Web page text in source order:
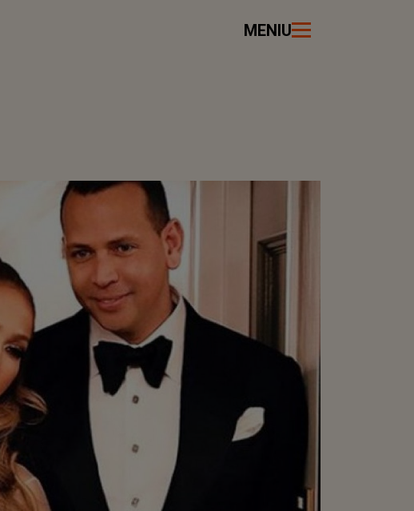
MENIU